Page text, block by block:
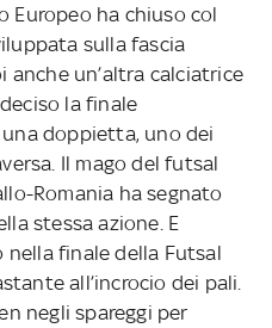
Europeo ha chiuso col
sulla fascia
anche un’altra calciatrice
la finale
una doppietta, uno dei
Il mago del futsal
Romania ha segnato
stessa azione. E
nella finale della Futsal
all’incrocio dei pali.
negli spareggi per